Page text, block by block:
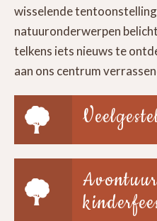
wisselende
natuuronderwerpen
telkens iets nieuws te
aan ons centrum